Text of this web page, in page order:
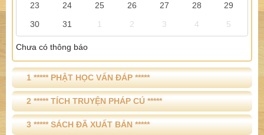
23
24 25 26 27 28
29
30
31 1 2 3 4 5
Chưa có thông báo
1 ***** PHẬT HỌC VẤN ĐÁP *****
2 ***** TÍCH TRUYỆN PHÁP CÚ *****
3 ***** SÁCH ĐÃ XUẤT BẢN *****